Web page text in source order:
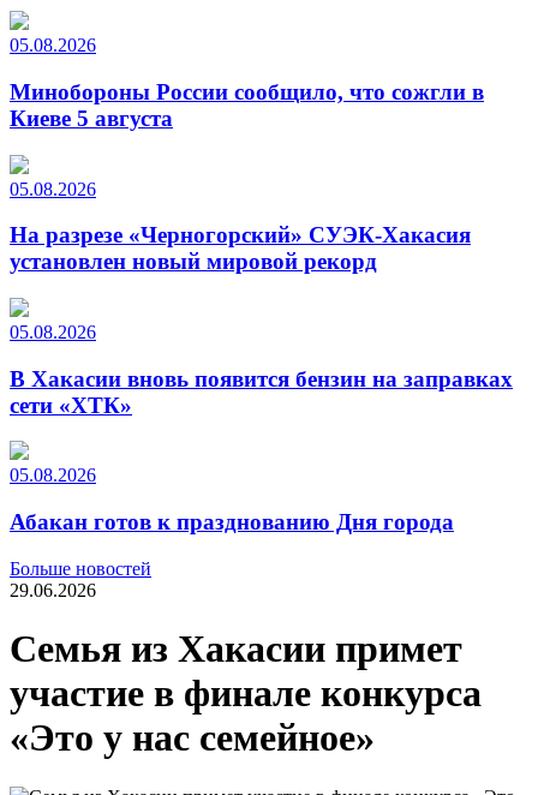
05.08.2026
Минобороны России сообщило, что сожгли в
Киеве 5 августа
05.08.2026
На разрезе «Черногорский» СУЭК-Хакасия
установлен новый мировой рекорд
05.08.2026
В Хакасии вновь появится бензин на заправках
сети «ХТК»
05.08.2026
Абакан готов к празднованию Дня города
Больше новостей
29.06.2026
Семья из Хакасии примет
участие в финале конкурса
«Это у нас семейное»